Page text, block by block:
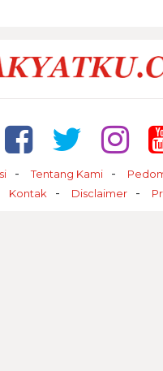
Tentang Kami
Kontak Disclaimer